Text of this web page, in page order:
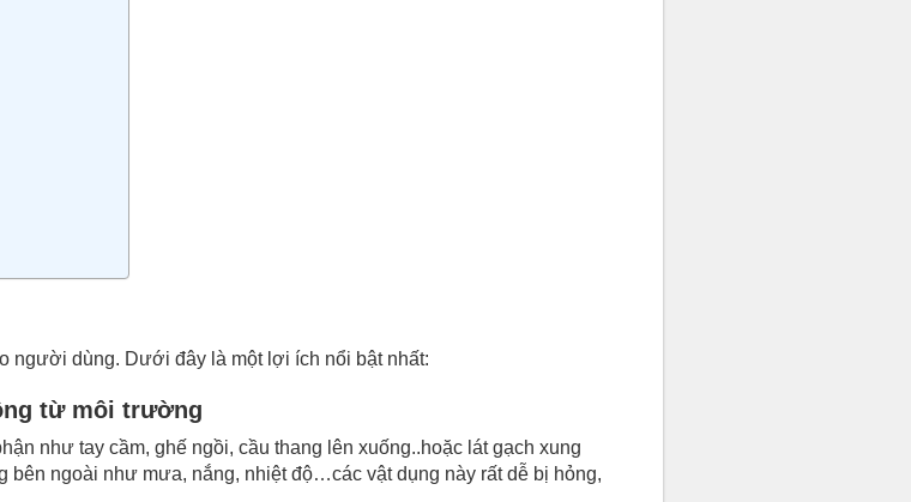
người dùng. Dưới đây là một lợi ích nổi bật nhất:
từ môi trường
như tay cầm, ghế ngồi, cầu thang lên xuống..hoặc lát gạch xung
ngoài như mưa, nắng, nhiệt độ…các vật dụng này rất dễ bị hỏng,